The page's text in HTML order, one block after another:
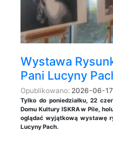
Wystawa
Pani Lucyny
Opublikowano: 2026-06-17
Tylko do poniedziałku, 22
Domu Kultury ISKRA w Pile,
oglądać wyjątkową wystawę
Lucyny Pach.